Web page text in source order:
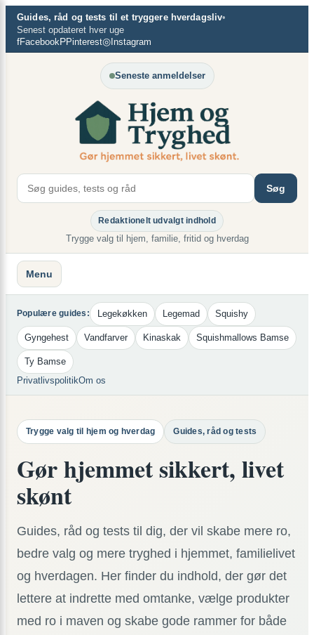
Spring
indhold
Guides, råd og tests til et tryggere hverdagsliv•
Senest opdateret hver uge
fFacebookPPinterest◎Instagram
Seneste anmeldelser
Søg
Redaktionelt udvalgt indhold
Trygge valg til hjem, familie, fritid og hverdag
Menu
Populære guides: Legekøkken Legemad Squishy
Gyngehest Vandfarver Kinaskak Squishmallows Bamse
Ty Bamse
PrivatlivspolitikOm os
Trygge valg til hjem og hverdag Guides, råd og tests
Gør hjemmet sikkert, livet
skønt
Guides, råd og tests til dig, der vil skabe mere ro,
bedre valg og mere tryghed i hjemmet, familielivet
og hverdagen. Her finder du indhold, der gør det
lettere at indrette med omtanke, vælge produkter
med ro i maven og skabe gode rammer for både